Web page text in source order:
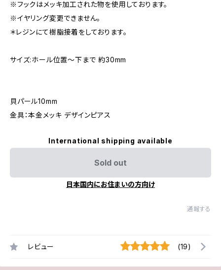
※フックはメッキ加工された物を使用しております。
※イヤリング変更できません。
＊レジンにて樹脂接着をしております。
サイズ:ホール位置～下まで 約30mm
貝パール10mm
金具：本金メッキ デザインピアス
International shipping available
Sold out
日本国内にお住まいの方向け
通報する
レビュー (19)